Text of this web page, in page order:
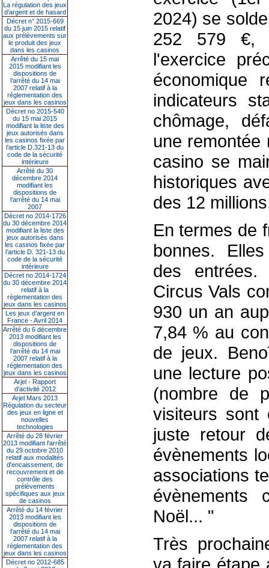
La régulation des jeux
d’argent et de hasard
Décret n° 2015-669
du 15 juin 2015 relatif
aux prélèvements sur
le produit des jeux
dans les casinos
Arrêté du 15 mai
2015 modifiant les
dispositions de
l’arrêté du 14 mai
2007 relatif à la
réglementation des
jeux dans les casinos
Décret no 2015-540
du 15 mai 2015
modifiant la liste des
jeux autorisés dans
les casinos fixée par
l’article D.321-13 du
code de la sécurité
intérieure
Arrêté du 30
décembre 2014
modifiant les
dispositions de
l’arrêté du 14 mai
2007
Décret no 2014-1726
du 30 décembre 2014
modifiant la liste des
jeux autorisés dans
les casinos fixée par
l’article D. 321-13 du
code de la sécurité
intérieure
Décret no 2014-1724
du 30 décembre 2014
relatif à la
réglementation des
jeux dans les casinos
Les jeux d’argent en
France - Avril 2014
Arrêté du 6 décembre
2013 modifiant les
dispositions de
l’arrêté du 14 mai
2007 relatif à la
réglementation des
jeux dans les casinos
Arjel - Rapport
d'activité 2012
Arjel Mars 2013
Régulation du secteur
des jeux en ligne et
nouvelles
technologies
Arrêté du 28 février
2013 modifiant l'arrêté
du 29 octobre 2010
relatif aux modalités
d'encaissement, de
recouvrement et de
contrôle des
prélèvements
spécifiques aux jeux
de casinos
Arrêté du 14 février
2013 modifiant les
dispositions de
l'arrêté du 14 mai
2007 relatif à la
réglementation des
jeux dans les casinos
Décret no 2012-685
2024) se
252 579 €,
l'exercice
économique
indicateurs
chômage,
une remontée
casino se
historiques
des 12
En termes de
bonnes.
des
Circus Vals
930 un an
7,84 % au
de jeux.
une lecture
(nombre de
visiteurs
juste retour
évènements
associations
évènements
Noël... "
Très